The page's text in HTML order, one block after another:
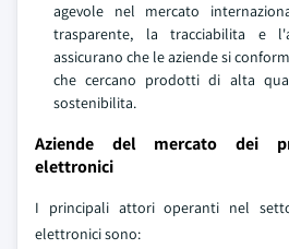
agevole nel mercato
trasparente, la tracciabilita e
assicurano che le aziende si
che cercano prodotti di alta
sostenibilita.
Aziende del mercato dei
elettronici
I principali attori operanti nel
elettronici sono: